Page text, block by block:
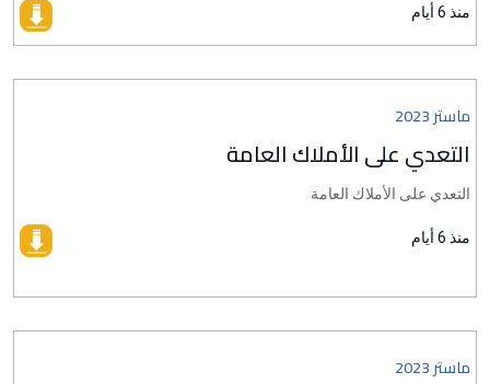
منذ 6 أيام
ماستر 2023
التعدي على الأملاك العامة
التعدي على الأملاك العامة
منذ 6 أيام
ماستر 2023